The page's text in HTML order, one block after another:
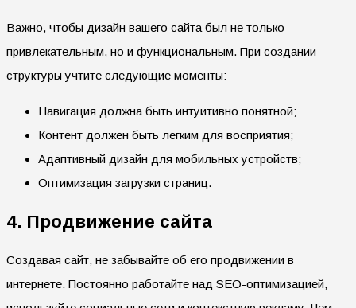
Важно, чтобы дизайн вашего сайта был не только
привлекательным, но и функциональным. При создании
структуры учтите следующие моменты:
Навигация должна быть интуитивно понятной;
Контент должен быть легким для восприятия;
Адаптивный дизайн для мобильных устройств;
Оптимизация загрузки страниц.
4. Продвижение сайта
Создавая сайт, не забывайте об его продвижении в
интернете. Постоянно работайте над SEO-оптимизацией,